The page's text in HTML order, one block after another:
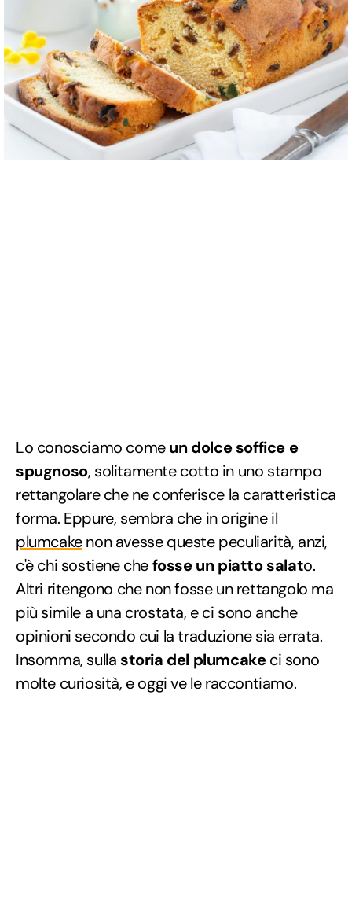
Lo conosciamo comeun dolce soffice e
spugnoso, solitamente cotto in uno stampo
rettangolare che ne conferisce la caratteristica
forma. Eppure, sembra che in origine il
plumcakenon avesse queste peculiarità, anzi,
c'è chi sostiene chefosse un piatto salato.
Altri ritengono che non fosse un rettangolo ma
più simile a una crostata, e ci sono anche
opinioni secondo cui la traduzione sia errata.
Insomma, sulla storia del plumcakeci sono
molte curiosità, e oggi ve le raccontiamo.